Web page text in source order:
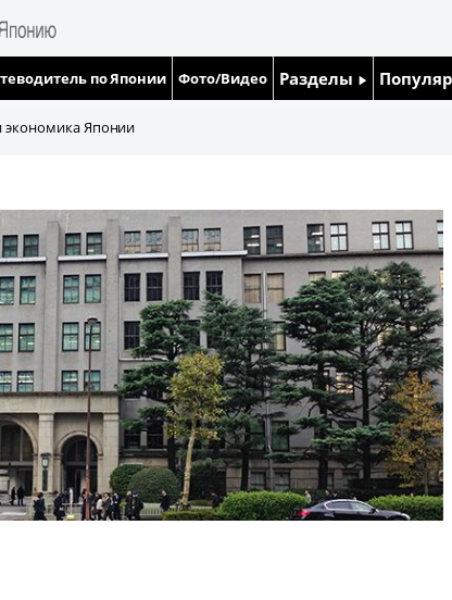
по Японии Фото/Видео Разделы
Политика
Экономика
Общество
Культура
Жизнь
Технологии
Семья
Еда и
экономика Японии